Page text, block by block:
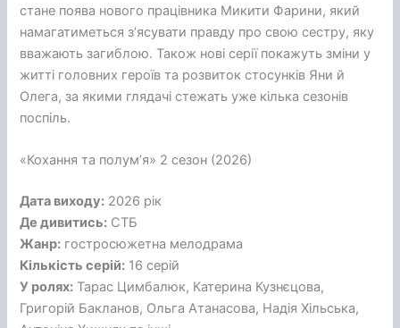
стане поява нового працівника Микити Фарини, який
намагатиметься з’ясувати правду про свою сестру, яку
вважають загиблою. Також нові серії покажуть зміни у
житті головних героїв та розвиток стосунків Яни й
Олега, за якими глядачі стежать уже кілька сезонів
поспіль.
«Кохання та полум’я» 2 сезон (2026)
Дата виходу: 2026 рік
Де дивитись: СТБ
Жанр: гостросюжетна мелодрама
Кількість серій: 16 серій
У ролях: Тарас Цимбалюк, Катерина Кузнєцова,
Григорій Бакланов, Ольга Атанасова, Надія Хільська,